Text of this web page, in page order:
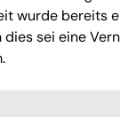
wurde bereits
dies sei eine